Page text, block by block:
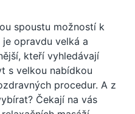
spoustu možností k
opravdu velká a
kteří vyhledávají
s velkou nabídkou
procedur. A z
Čekají na vás